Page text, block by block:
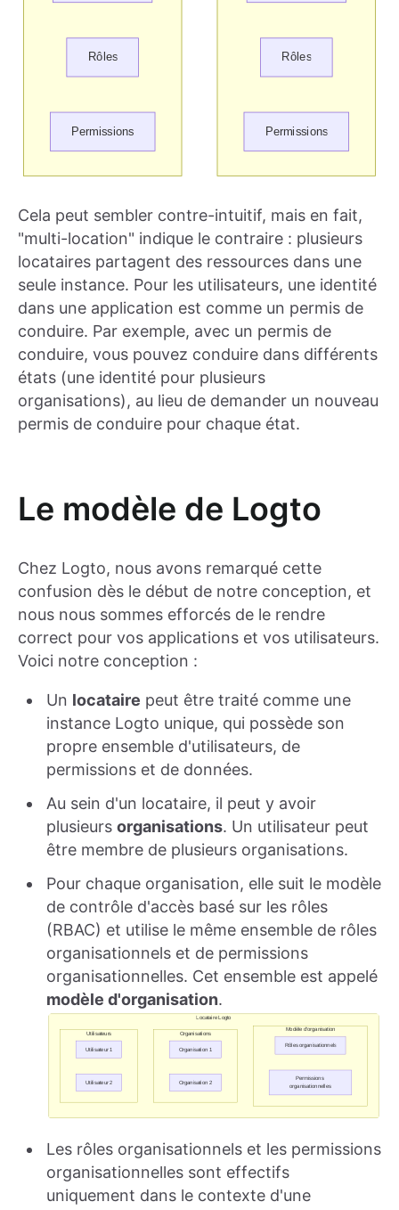
Cela peut sembler contre-intuitif, mais en fait,
"multi-location" indique le contraire : plusieurs
locataires partagent des ressources dans une
seule instance. Pour les utilisateurs, une identité
dans une application est comme un permis de
conduire. Par exemple, avec un permis de
conduire, vous pouvez conduire dans différents
états (une identité pour plusieurs
organisations), au lieu de demander un nouveau
permis de conduire pour chaque état.
Le modèle de Logto
Chez Logto, nous avons remarqué cette
confusion dès le début de notre conception, et
nous nous sommes efforcés de le rendre
correct pour vos applications et vos utilisateurs.
Voici notre conception :
Un locataire peut être traité comme une
instance Logto unique, qui possède son
propre ensemble d'utilisateurs, de
permissions et de données.
Au sein d'un locataire, il peut y avoir
plusieurs organisations. Un utilisateur peut
être membre de plusieurs organisations.
Pour chaque organisation, elle suit le modèle
de contrôle d'accès basé sur les rôles
(RBAC) et utilise le même ensemble de rôles
organisationnels et de permissions
organisationnelles. Cet ensemble est appelé
modèle d'organisation.
Les rôles organisationnels et les permissions
organisationnelles sont effectifs
uniquement dans le contexte d'une